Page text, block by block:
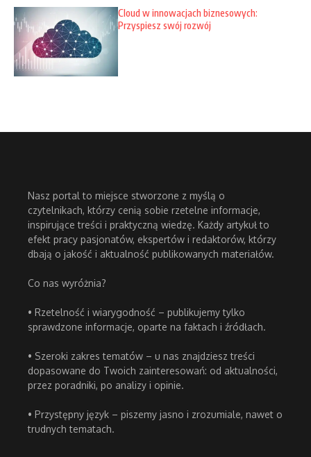
Cloud w innowacjach biznesowych:
Przyspiesz swój rozwój
Nasz portal to miejsce stworzone z myślą o
czytelnikach, którzy cenią sobie rzetelne informacje,
inspirujące treści i praktyczną wiedzę. Każdy artykuł to
efekt pracy pasjonatów, ekspertów i redaktorów, którzy
dbają o jakość i aktualność publikowanych materiałów.
Co nas wyróżnia?
• Rzetelność i wiarygodność – publikujemy tylko
sprawdzone informacje, oparte na faktach i źródłach.
• Szeroki zakres tematów – u nas znajdziesz treści
dopasowane do Twoich zainteresowań: od aktualności,
przez poradniki, po analizy i opinie.
• Przystępny język – piszemy jasno i zrozumiale, nawet o
trudnych tematach.